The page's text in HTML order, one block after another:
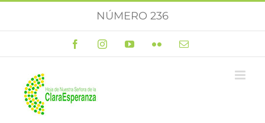
NÚMERO 236
FacebookInstagramYouTubeFlickr Correo